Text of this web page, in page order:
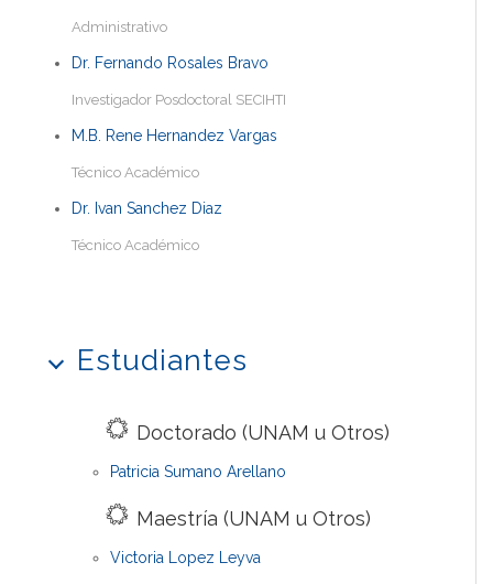
Administrativo
Dr. Fernando Rosales Bravo
Investigador Posdoctoral SECIHTI
M.B. Rene Hernandez Vargas
Técnico Académico
Dr. Ivan Sanchez Diaz
Técnico Académico
Estudiantes
Doctorado (UNAM u Otros)
Patricia Sumano Arellano
Maestría (UNAM u Otros)
Victoria Lopez Leyva